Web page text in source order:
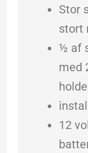
Stor
stort
½ af
med
12